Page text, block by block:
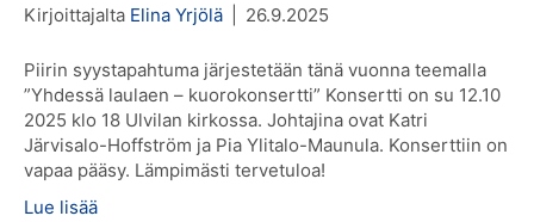
Kirjoittajalta Elina Yrjölä 26.9.2025
Piirin syystapahtuma järjestetään tänä vuonna teemalla
”Yhdessä laulaen – kuorokonsertti” Konsertti on su 12.10
2025 klo 18 Ulvilan kirkossa. Johtajina ovat Katri
Järvisalo-Hoffström ja Pia Ylitalo-Maunula. Konserttiin on
vapaa pääsy. Lämpimästi tervetuloa!
Lue lisää